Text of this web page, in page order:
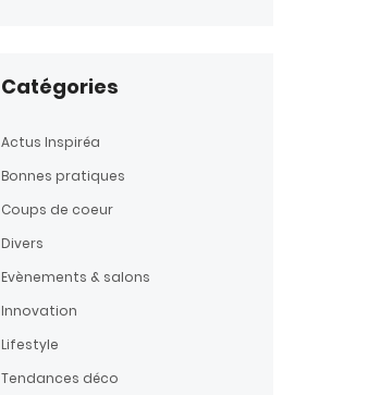
Catégories
Actus Inspiréa
Bonnes pratiques
Coups de coeur
Divers
Evènements & salons
Innovation
Lifestyle
Tendances déco